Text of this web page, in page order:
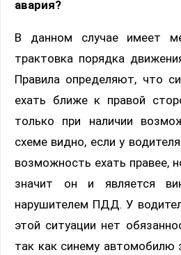
авария?
В данном случае имеет
трактовка порядка
Правила определяют, что
ехать ближе к правой
только при наличии
схеме видно, если у
возможность ехать правее,
значит он и является
нарушителем ПДД. У
этой ситуации нет
так как синему автомобилю